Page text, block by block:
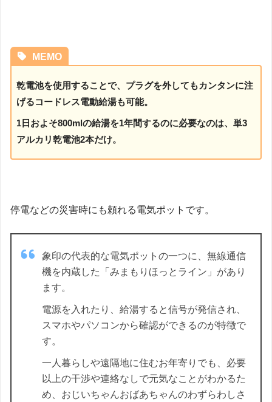
MEMO
乾電池を使用することで、プラグを外してもカンタンに注
げるコードレス電動給湯も可能。
1日およそ800mlの給湯を1年間するのに必要なのは、単3
アルカリ乾電池2本だけ。
停電などの災害時にも頼れる電気ポットです。
象印の代表的な電気ポットの一つに、無線通信
機を内蔵した「みまもりほっとライン」があり
ます。
電源を入れたり、給湯すると信号が発信され、
スマホやパソコンから確認ができるのが特徴で
す。
一人暮らしや遠隔地に住むお年寄りでも、必要
以上の干渉や連絡なしで元気なことがわかるた
め、おじいちゃんおばあちゃんのわずらわしさ